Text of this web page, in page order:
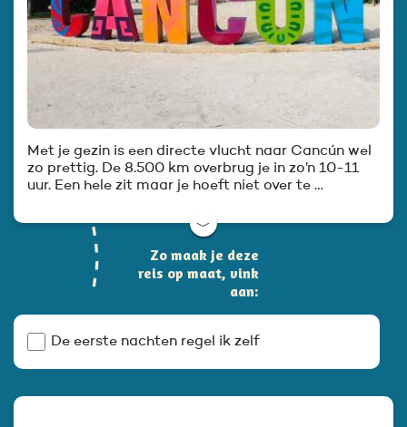
Met je gezin is een directe vlucht naar Cancún wel
zo prettig. De 8.500 km overbrug je in zo’n 10-11
uur. Een hele zit maar je hoeft niet over te …
﹀
Zo maak je deze
reis op maat, vink
aan:
De eerste nachten regel ik zelf